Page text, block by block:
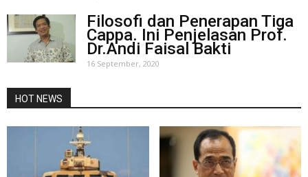
Filosofi dan Penerapan Tiga
Cappa. Ini Penjelasan Prof.
Dr.Andi Faisal Bakti
16 September, 2020
HOT NEWS